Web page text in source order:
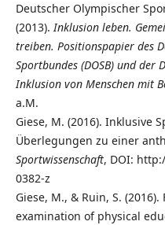
Deutscher Olympischer
(2013).Inklusion leben.
treiben. Positionspapier des
Sportbundes (DOSB) und der
Inklusion von Menschen mit
a.M.
Giese, M. (2016). Inklusive
Überlegungen zu einer
Sportwissenschaft, DOI:
0382-z
Giese, M., & Ruin, S.
examination of physical